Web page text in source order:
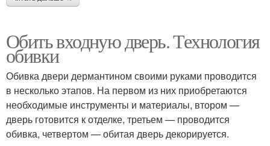
Обить входную дверь. Технология
обивки
Обивка двери дермантином своими руками проводится
в несколько этапов. На первом из них приобретаются
необходимые инструменты и материалы, втором —
дверь готовится к отделке, третьем — проводится
обивка, четвертом — обитая дверь декорируется.